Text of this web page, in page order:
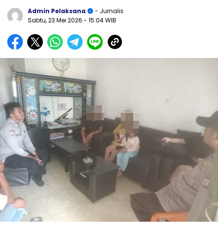
Admin Pelaksana
- Jurnalis
Sabtu, 23 Mei 2026 - 15:04 WIB